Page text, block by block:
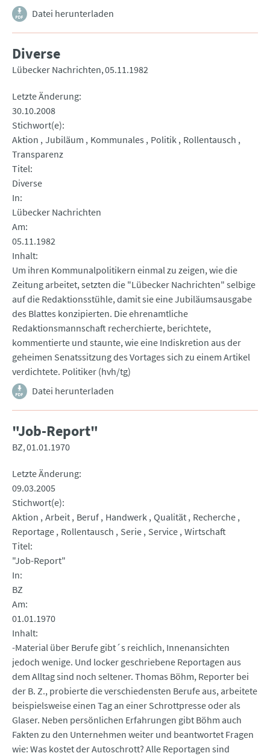
Datei herunterladen
Diverse
Lübecker Nachrichten 05.11.1982
Letzte Änderung
30.10.2008
Stichwort(e)
Aktion Jubiläum Kommunales Politik Rollentausch
Transparenz
Titel
Diverse
In
Lübecker Nachrichten
Am
05.11.1982
Inhalt
Um ihren Kommunalpolitikern einmal zu zeigen, wie die
Zeitung arbeitet, setzten die "Lübecker Nachrichten" selbige
auf die Redaktionsstühle, damit sie eine Jubiläumsausgabe
des Blattes konzipierten. Die ehrenamtliche
Redaktionsmannschaft recherchierte, berichtete,
kommentierte und staunte, wie eine Indiskretion aus der
geheimen Senatssitzung des Vortages sich zu einem Artikel
verdichtete. Politiker (hvh/tg)
Datei herunterladen
"Job-Report"
BZ 01.01.1970
Letzte Änderung
09.03.2005
Stichwort(e)
Aktion Arbeit Beruf Handwerk Qualität Recherche
Reportage Rollentausch Serie Service Wirtschaft
Titel
"Job-Report"
In
BZ
Am
01.01.1970
Inhalt
-Material über Berufe gibt´s reichlich, Innenansichten
jedoch wenige. Und locker geschriebene Reportagen aus
dem Alltag sind noch seltener. Thomas Böhm, Reporter bei
der B. Z., probierte die verschiedensten Berufe aus, arbeitete
beispielsweise einen Tag an einer Schrottpresse oder als
Glaser. Neben persönlichen Erfahrungen gibt Böhm auch
Fakten zu den Unternehmen weiter und beantwortet Fragen
wie: Was kostet der Autoschrott? Alle Reportagen sind